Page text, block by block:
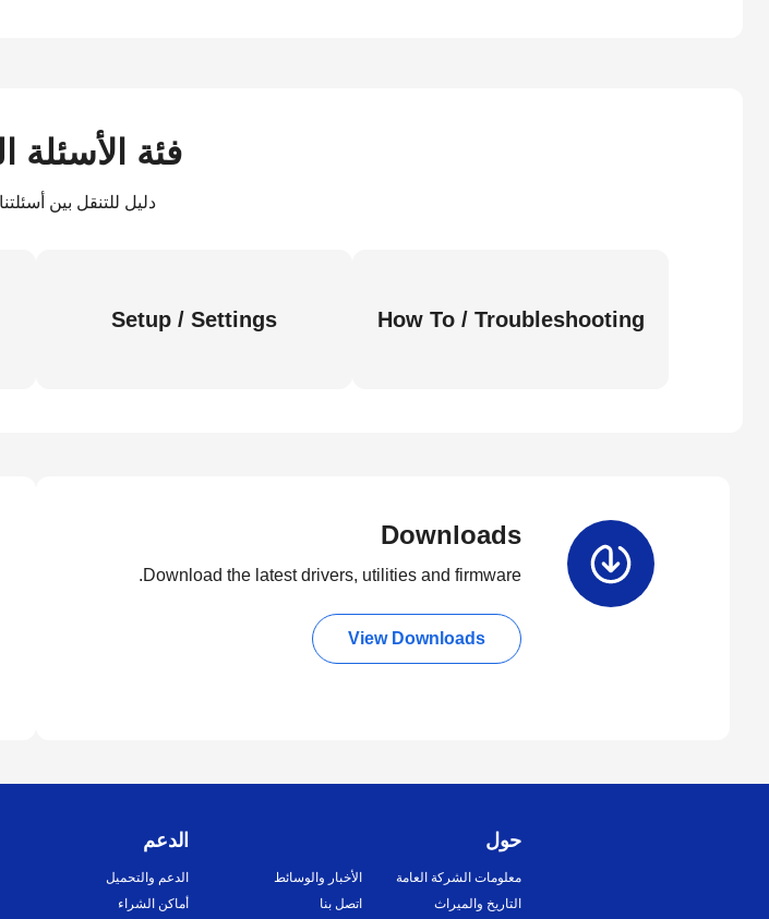
فئة الأسئلة
دليل للتنقل بين أسئلتنا
How To / Troubleshooting
Setup / Settings
Downloads
Download the latest drivers, utilities and firmware.
View Downloads
حول
معلومات الشركة العامة
التاريخ والميراث
الأخبار والوسائط
اتصل بنا
الدعم
الدعم والتحميل
أماكن الشراء